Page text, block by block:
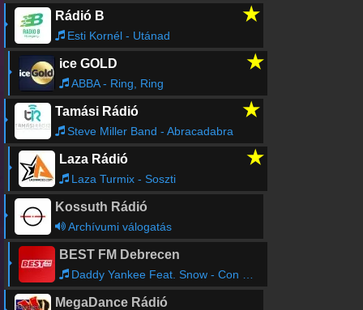
Rádió B ★
Esti Kornél - Utánad
ice GOLD ★
ABBA - Ring, Ring
Tamási Rádió ★
Steve Miller Band - Abracadabra
Laza Rádió ★
Laza Turmix - Soszti
Kossuth Rádió
Archívumi válogatás
BEST FM Debrecen
Daddy Yankee Feat. Snow - Con Calma
MegaDance Rádió